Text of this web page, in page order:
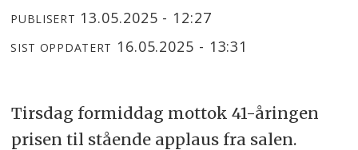
PUBLISERT 13.05.2025 - 12:27
SIST OPPDATERT 16.05.2025 - 13:31
Tirsdag formiddag mottok 41-åringen
prisen til stående applaus fra salen.